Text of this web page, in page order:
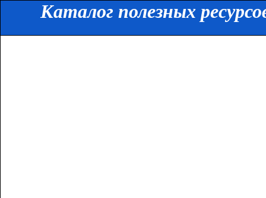
Каталог полезных